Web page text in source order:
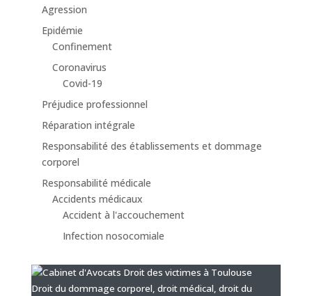
Agression
Epidémie
Confinement
Coronavirus
Covid-19
Préjudice professionnel
Réparation intégrale
Responsabilité des établissements et dommage
corporel
Responsabilité médicale
Accidents médicaux
Accident à l'accouchement
Infection nosocomiale
Droit du dommage corporel, droit médical, droit du